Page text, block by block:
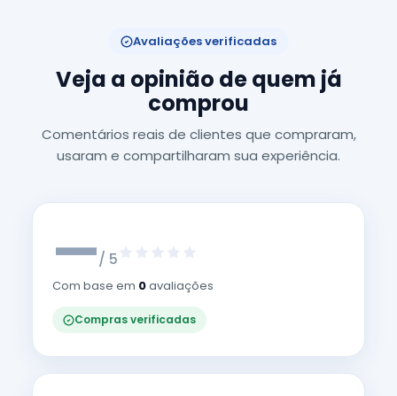
Avaliações verificadas
Veja a opinião de quem já
comprou
Comentários reais de clientes que compraram,
usaram e compartilharam sua experiência.
—/ 5
Com base em 0avaliações
Compras verificadas